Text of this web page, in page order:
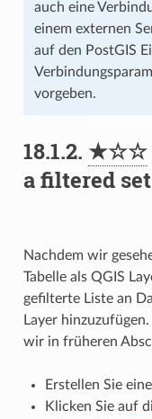
auch eine
einem externen
auf den PostGIS
vorgeben.
18.1.2. ★☆☆
a filtered
Nachdem wir
Tabelle als QGIS
gefilterte Liste an
Layer
wir in früheren
Erstellen Sie
Klicken Sie auf